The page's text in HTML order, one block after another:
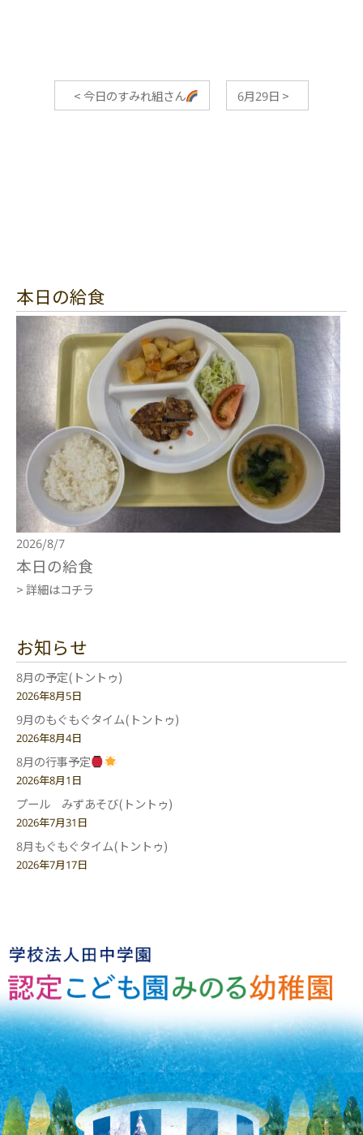
<今日のすみれ組さん 6月29日 >
本日の給食
2026/8/7
本日の給食
> 詳細はコチラ
お知らせ
8月の予定(トントゥ)
2026年8月5日
9月のもぐもぐタイム(トントゥ)
2026年8月4日
8月の行事予定
2026年8月1日
プール みずあそび(トントゥ)
2026年7月31日
8月もぐもぐタイム(トントゥ)
2026年7月17日